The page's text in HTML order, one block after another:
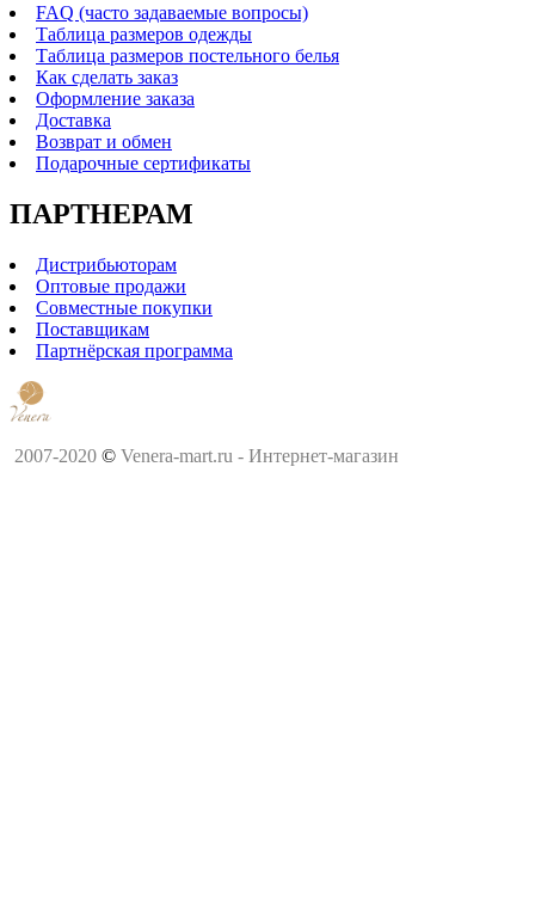
FAQ (часто задаваемые вопросы)
Таблица размеров одежды
Таблица размеров постельного белья
Как сделать заказ
Оформление заказа
Доставка
Возврат и обмен
Подарочные сертификаты
ПАРТНЕРАМ
Дистрибьюторам
Оптовые продажи
Совместные покупки
Поставщикам
Партнёрская программа
2007-2020 © Venera-mart.ru - Интернет-магазин